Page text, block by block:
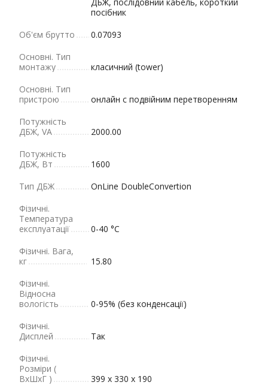
посібник
Об'єм брутто
0.07093
Основні. Тип
монтажу
класичний (tower)
Основні. Тип
пристрою
онлайн с подвійним перетворенням
Потужність
ДБЖ, VA
2000.00
Потужність
ДБЖ, Вт
1600
Тип ДБЖ
OnLine DoubleConvertion
Фізичні.
Tемпература
експлуатації
0-40 °C
Фізичні. Вага,
кг
15.80
Фізичні.
Відносна
вологість
0-95% (без конденсації)
Фізичні.
Дисплей
Так
Фізичні.
Розміри (
ВхШхГ )
399 x 330 x 190